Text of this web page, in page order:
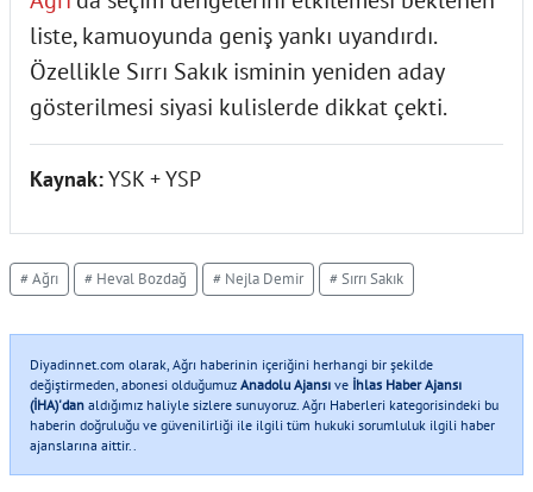
liste, kamuoyunda geniş yankı uyandırdı.
Özellikle Sırrı Sakık isminin yeniden aday
gösterilmesi siyasi kulislerde dikkat çekti.
Kaynak:YSK + YSP
# Ağrı # Heval Bozdağ # Nejla Demir # Sırrı Sakık
Diyadinnet.com olarak, Ağrı haberinin içeriğini herhangi bir şekilde
değiştirmeden, abonesi olduğumuz Anadolu Ajansı ve İhlas Haber Ajansı
(İHA)'dan aldığımız haliyle sizlere sunuyoruz. Ağrı Haberleri kategorisindeki bu
haberin doğruluğu ve güvenilirliği ile ilgili tüm hukuki sorumluluk ilgili haber
ajanslarına aittir..